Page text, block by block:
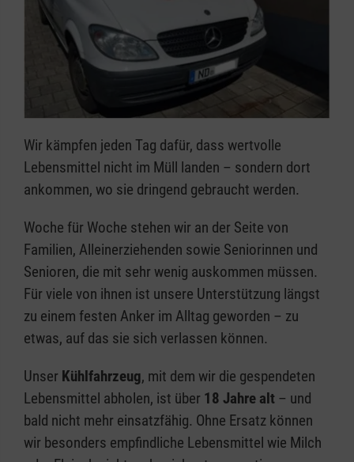
Wir kämpfen jeden Tag dafür, dass wertvolle
Lebensmittel nicht im Müll landen – sondern dort
ankommen, wo sie dringend gebraucht werden.
Woche für Woche stehen wir an der Seite von
Familien, Alleinerziehenden sowie Seniorinnen und
Senioren, die mit sehr wenig auskommen müssen.
Für viele von ihnen ist unsere Unterstützung längst
zu einem festen Anker im Alltag geworden – zu
etwas, auf das sie sich verlassen können.
Unser Kühlfahrzeug, mit dem wir die gespendeten
Lebensmittel abholen, ist über 18 Jahre alt – und
bald nicht mehr einsatzfähig. Ohne Ersatz können
wir besonders empfindliche Lebensmittel wie Milch